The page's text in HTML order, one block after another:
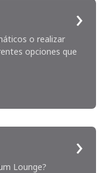
›
o realizar
opciones que
›
Lounge?